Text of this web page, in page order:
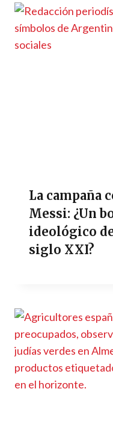
La campaña
Messi: ¿Un
ideológico
siglo XXI?